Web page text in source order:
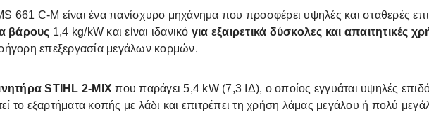
661 C-M είναι ένα πανίσχυρο μηχάνημα που προσφέρει υψηλές και σταθερές
βάρους 1,4 kg/kW και είναι ιδανικό για εξαιρετικά δύσκολες και απαιτητικές
επεξεργασία μεγάλων κορμών.
STIHL 2-MIX που παράγει 5,4 kW (7,3 ΙΔ), ο οποίος εγγυάται υψηλές
το εξαρτήματα κοπής με λάδι και επιτρέπει τη χρήση λάμας μεγάλου ή πολύ